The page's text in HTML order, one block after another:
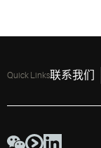
Quick Links联系我们